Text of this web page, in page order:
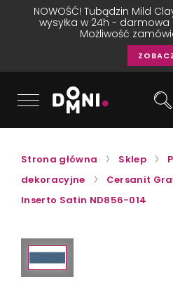
NOWOŚĆ! Tubądzin Mild
wysyłka w 24h - darmowa
Możliwość
Strona główna Sklep
dekoracyjne
Cersanit
Inserto Satin ND856-014